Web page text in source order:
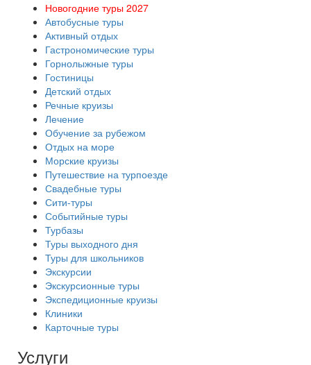
Новогодние туры 2027
Автобусные туры
Активный отдых
Гастрономические туры
Горнолыжные туры
Гостиницы
Детский отдых
Речные круизы
Лечение
Обучение за рубежом
Отдых на море
Морские круизы
Путешествие на турпоезде
Свадебные туры
Сити-туры
Событийные туры
Турбазы
Туры выходного дня
Туры для школьников
Экскурсии
Экскурсионные туры
Экспедиционные круизы
Клиники
Карточные туры
Услуги